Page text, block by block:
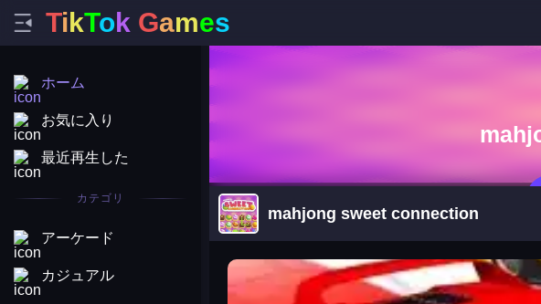
TikTok Games
ホーム
お気に入り
最近再生した
カテゴリ
アーケード
カジュアル
mahjong sweet connection
arena king